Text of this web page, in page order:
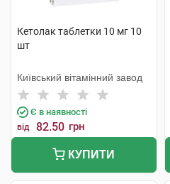
Кетолак таблетки 10 мг 10
шт
Київський вітамінний завод
Є в наявності
від 82.50 грн
КУПИТИ